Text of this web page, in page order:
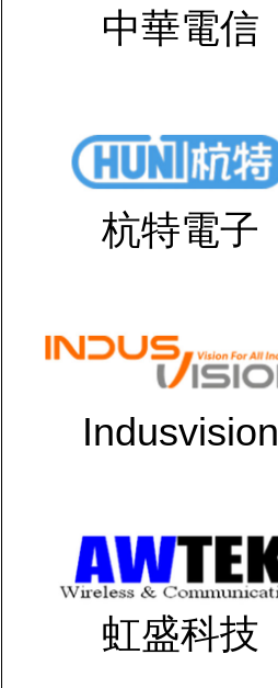
中華電信
杭特電子
Indusvision
虹盛科技